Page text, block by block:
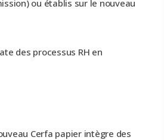
ou établis sur le nouveau
des processus RH en
Cerfa papier intègre des